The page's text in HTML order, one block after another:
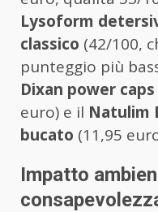
Lysoform
classico (42/100,
punteggio più
Dixan power
euro) e il Natulim
bucato (11,95
Impatto